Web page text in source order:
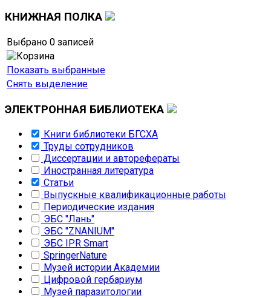
КНИЖНАЯ ПОЛКА
Выбрано 0 записей
Показать выбранные
Снять выделение
ЭЛЕКТРОННАЯ БИБЛИОТЕКА
Книги библиотеки БГСХА
Труды сотрудников
Диссертации и авторефераты
Иностранная литература
Статьи
Выпускные квалификационные работы
Периодические издания
ЭБС "Лань"
ЭБС "ZNANIUM"
ЭБС IPR Smart
SpringerNature
Музей истории Академии
Цифровой гербариум
Музей паразитологии